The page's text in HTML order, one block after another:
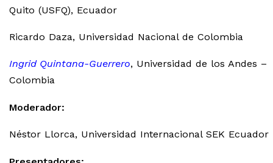
Quito (USFQ), Ecuador
Ricardo Daza, Universidad Nacional de Colombia
Ingrid Quintana-Guerrero, Universidad de los Andes –
Colombia
Moderador:
Néstor Llorca, Universidad Internacional SEK Ecuador